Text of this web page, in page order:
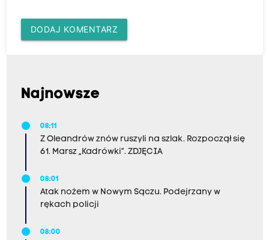
DODAJ KOMENTARZ
Najnowsze
08:11
Z Oleandrów znów ruszyli na szlak. Rozpoczął się
61. Marsz „Kadrówki”. ZDJĘCIA
08:01
Atak nożem w Nowym Sączu. Podejrzany w
rękach policji
08:00